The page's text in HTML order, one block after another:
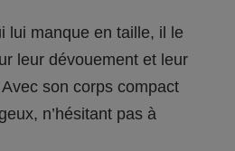
lui manque en taille, il le
leur dévouement et leur
son corps compact
n’hésitant pas à